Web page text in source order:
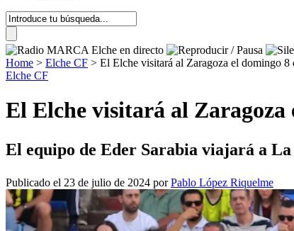
Home > Elche CF > El Elche visitará al Zaragoza el domingo 8
Elche CF
El Elche visitará al Zaragoza
El equipo de Eder Sarabia viajará a
Publicado el 23 de julio de 2024 porPablo López Riquelme